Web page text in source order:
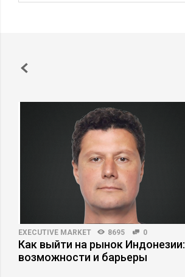
EXECUTIVE MARKET 8695 0
Как выйти на рынок Индонезии:
возможности и барьеры